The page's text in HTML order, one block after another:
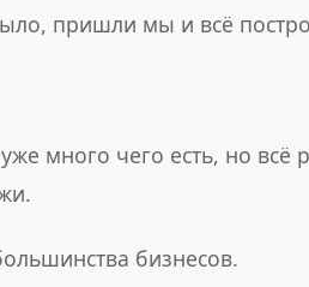
пришли мы и всё
много чего есть, но всё
бизнесов.